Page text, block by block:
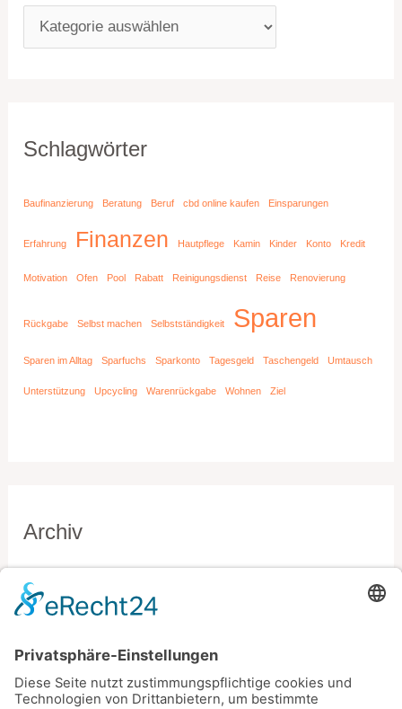
Schlagwörter
Baufinanzierung Beratung Beruf cbd online kaufen Einsparungen
Erfahrung Finanzen Hautpflege Kamin Kinder Konto Kredit
Motivation Ofen Pool Rabatt Reinigungsdienst Reise Renovierung
Rückgabe Selbst machen Selbstständigkeit Sparen
Sparen im Alltag Sparfuchs Sparkonto Tagesgeld Taschengeld Umtausch
Unterstützung Upcycling Warenrückgabe Wohnen Ziel
Archiv